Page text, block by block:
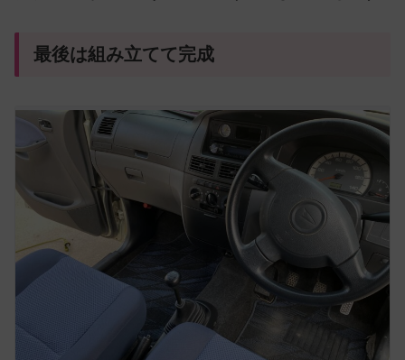
最後は組み立てて完成